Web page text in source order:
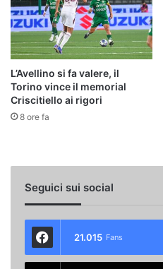
L’Avellino si fa valere, il
Torino vince il memorial
Criscitiello ai rigori
8 ore fa
Seguici sui social
21.015 Fans